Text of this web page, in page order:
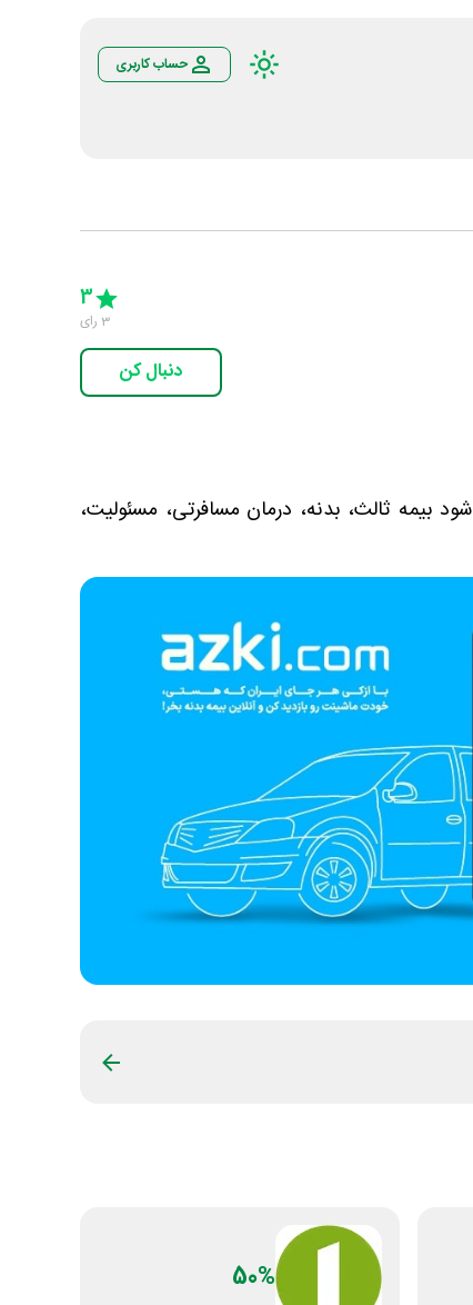
حساب کاربری
5 Stars
3
3 رای
دنبال کن
بیمه ثالث، بدنه، درمان مسافرتی، مسئولیت،
50%